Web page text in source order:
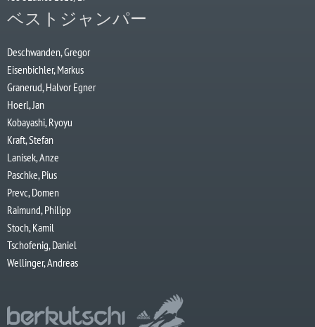
ベストジャンパー
Deschwanden, Gregor
Eisenbichler, Markus
Granerud, Halvor Egner
Hoerl, Jan
Kobayashi, Ryoyu
Kraft, Stefan
Lanisek, Anze
Paschke, Pius
Prevc, Domen
Raimund, Philipp
Stoch, Kamil
Tschofenig, Daniel
Wellinger, Andreas